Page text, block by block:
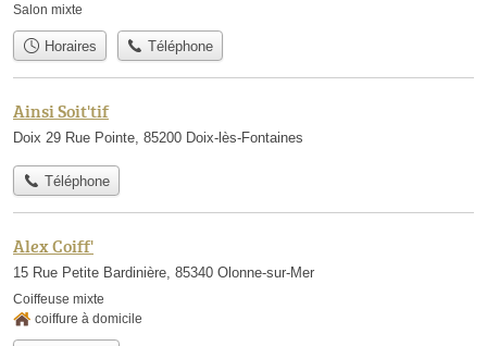
Salon mixte
Horaires Téléphone
Ainsi Soit'tif
Doix 29 Rue Pointe, 85200 Doix-lès-Fontaines
Téléphone
Alex Coiff'
15 Rue Petite Bardinière, 85340 Olonne-sur-Mer
Coiffeuse mixte
coiffure à domicile